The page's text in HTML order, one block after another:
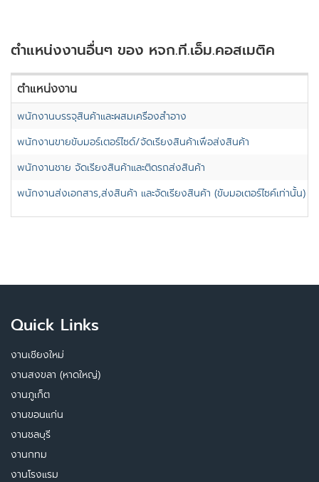
ตำแหน่งงานอื่นๆ ของ หจก.ที.เอ็ม.คอสเมติค
ตำแหน่งงาน
พนักงานบรรจุสินค้าและผสมเครื่องสำอาง
พนักงานขายขับมอร์เตอร์ไซด์/จัดเรียงสินค้าเพื่อส่งสินค้า
พนักงานชาย จัดเรียงสินค้าและติดรถส่งสินค้า
พนักงานส่งเอกสาร,ส่งสินค้า และจัดเรียงสินค้า (ขับมอเตอร์ไซค์เท่านั้น)
Quick Links
งานเชียงใหม่
งานสงขลา (หาดใหญ่)
งานภูเก็ต
งานขอนแก่น
งานชลบุรี
งานกทม
งานโรงแรม